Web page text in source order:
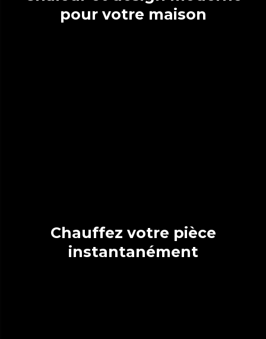
pour votre maison
Chauffez votre pièce
instantanément